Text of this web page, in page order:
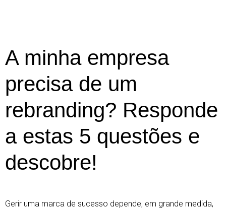
A minha empresa
precisa de um
rebranding? Responde
a estas 5 questões e
descobre!
Gerir uma marca de sucesso depende, em grande medida,